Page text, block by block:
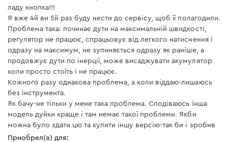
ладу кнопка!!!
Я вже 4й ви 5й раз буду нести до сервісу, щоб її полагодили.
Проблема така: починає дути на максимальній швидкості,
регулятор не працює, спрацьовує від легкого натиснення і
одразу на максимум, не зупиняється одразу як раніше, а
продовжує дути по інерції, може висаджувати акумулятор
коли просто стоїть і не працює.
Кожного разу однакова проблема, а коли віддаю-лишаюсь
без інструмента.
Як бачу-не тільки у мене така проблема. Сподіваюсь інша
модель дуйки краще і там немає такої проблеми. Якби
можна було здати цю та купити іншу версію-так би і зробив
Приобрел(а) для: